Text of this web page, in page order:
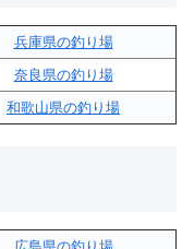
兵庫県の釣り場
奈良県の釣り場
和歌山県の釣り場